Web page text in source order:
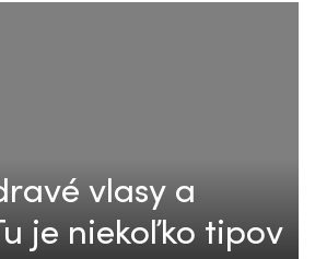
vlasy a
je niekoľko tipov